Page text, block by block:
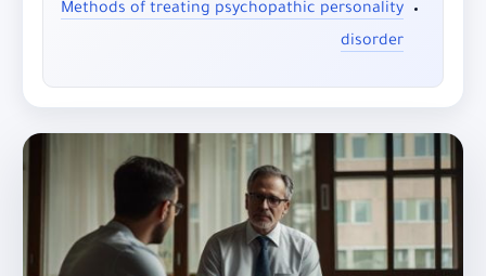
Methods of treating psychopathic personality
disorder